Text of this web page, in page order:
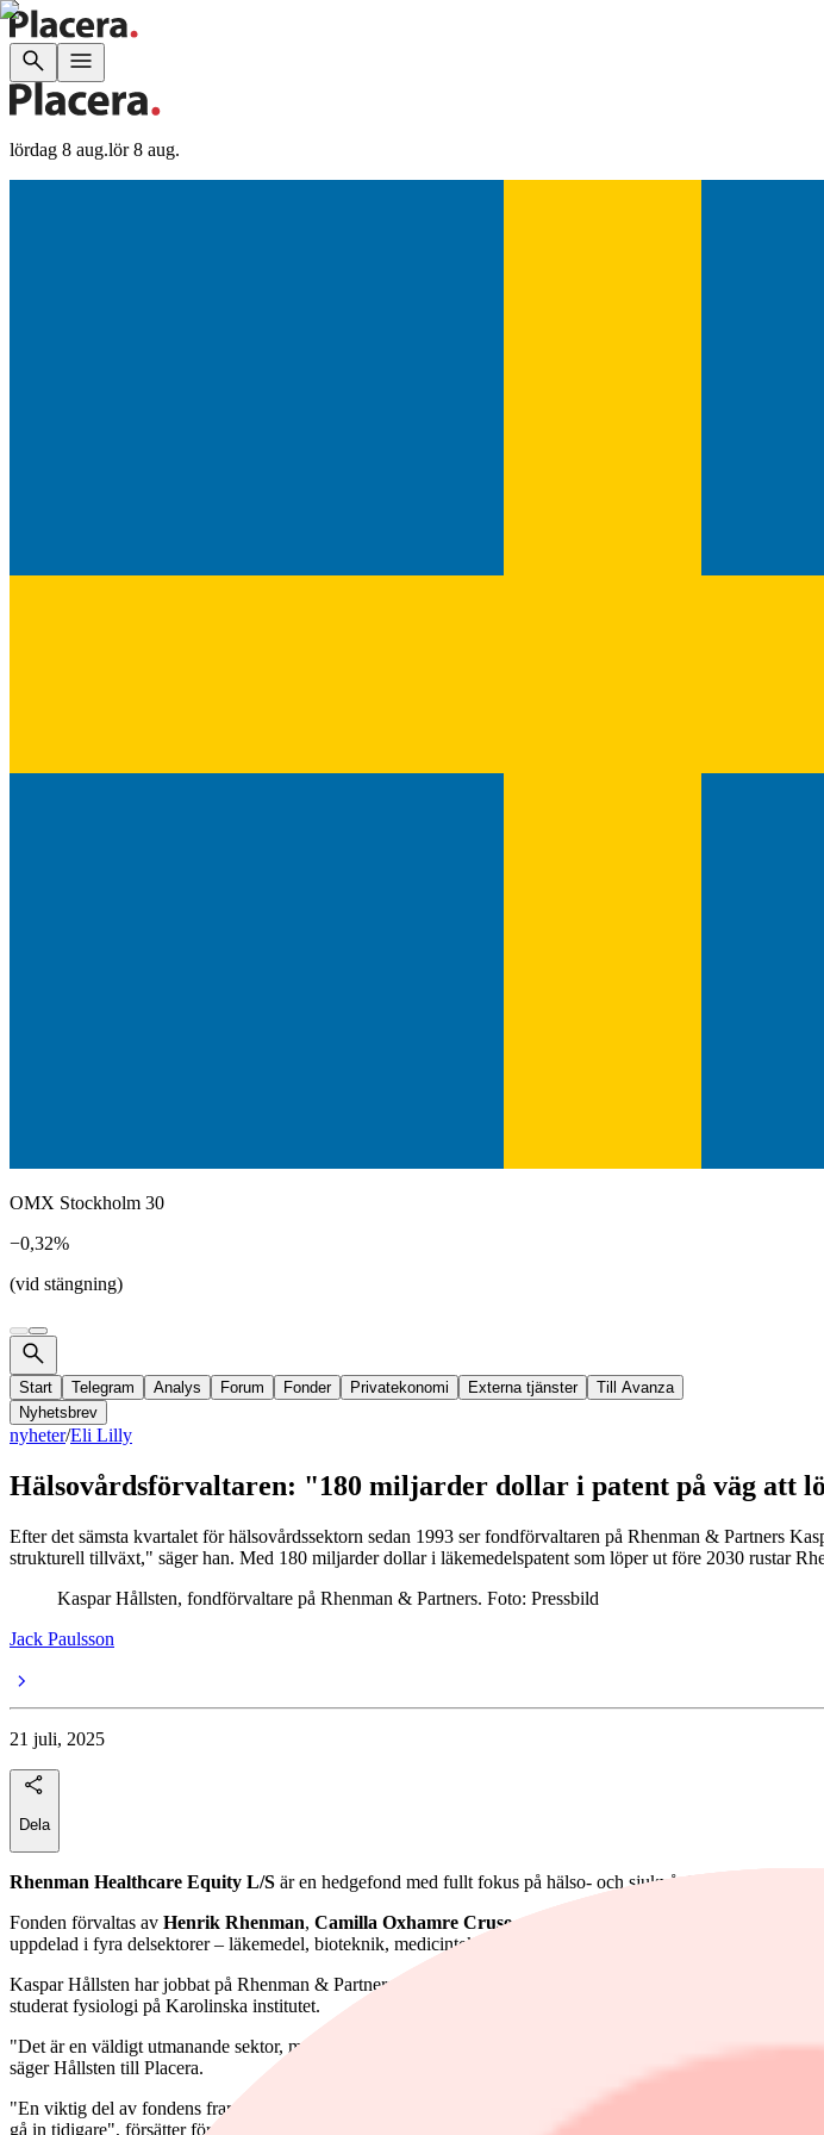
lördag 8 aug.lör 8 aug.
OMX Stockholm 30
−0,32%
(vid stängning)
Start Telegram Analys Forum Fonder Privatekonomi Externa tjänster
Till Avanza
Nyhetsbrev
nyheter/Eli Lilly
Hälsovårdsförvaltaren: "180 miljarder dollar i patent på väg att
Efter det sämsta kvartalet för hälsovårdssektorn sedan 1993 ser fondförvaltaren på Rhenman & Partners
strukturell tillväxt," säger han. Med 180 miljarder dollar i läkemedelspatent som löper ut före 2030 rustar
Kaspar Hållsten, fondförvaltare på Rhenman & Partners. Foto: Pressbild
Jack Paulsson
21 juli, 2025
Dela
Rhenman Healthcare Equity L/S är en hedgefond med fullt fokus på hälso- och sjukvårdssektorn.
Fonden förvaltas av Henrik Rhenman, Camilla Oxhamre Cruse,Amennai Beyeen
uppdelad i fyra delsektorer – läkemedel, bioteknik, medicinteknik och vårdtjänster, där varje förvaltare
Kaspar Hållsten har jobbat på Rhenman & Partners i drygt åtta år och har erfarenhet av fondförvaltning
studerat fysiologi på Karolinska institutet.
"Det är en väldigt utmanande sektor, med flera olika komplexa områden. Vi fokuserar på våra specifika
säger Hållsten till Placera.
"En viktig del av fondens framgång är vårt vetenskapliga råd med professorer, medicinska experter och
gå in tidigare", försätter förvaltaren.